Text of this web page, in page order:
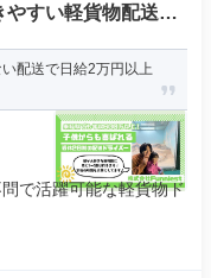
すい軽貨物配送ド
配送で日給2万円以上
で活躍可能な軽貨物ド